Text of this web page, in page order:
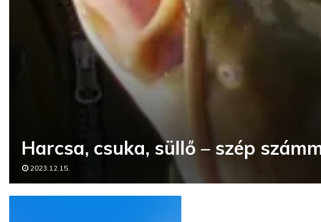
Harcsa, csuka, süllő – szép
2023.12.15.